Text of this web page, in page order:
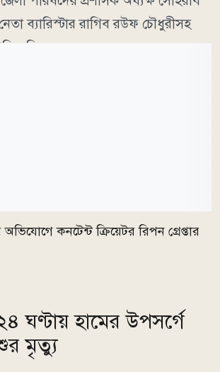
ব্যারিস্টার রাগিব রউফ চৌধুরীসহ
ছিলেন।
অভিযোগে কনটেন্ট ক্রিয়েটর রিপন গ্রেপ্তার
ঘণ্টায় হামের উপসর্গে
মৃত্যু